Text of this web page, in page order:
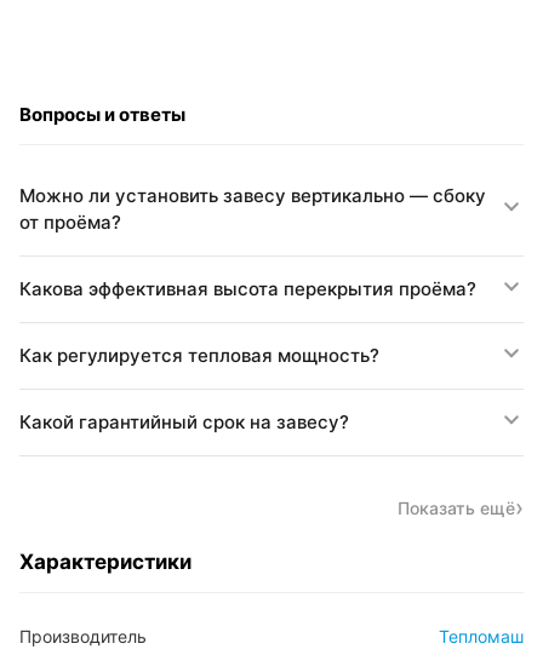
Вопросы и ответы
Можно ли установить завесу вертикально — сбоку
от проёма?
Какова эффективная высота перекрытия проёма?
Как регулируется тепловая мощность?
Какой гарантийный срок на завесу?
Показать ещё
Характеристики
Производитель Тепломаш